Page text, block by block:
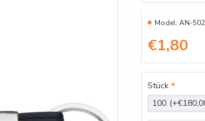
€1,80
Model: AN-
Stück
100